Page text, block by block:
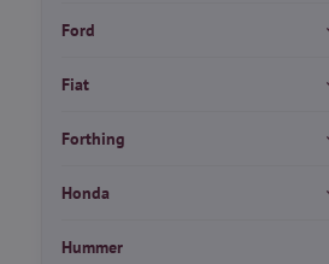
Ford
Fiat
Forthing
Honda
Hummer